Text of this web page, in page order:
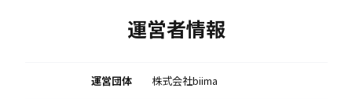
運営者情報
運営団体 株式会社biima